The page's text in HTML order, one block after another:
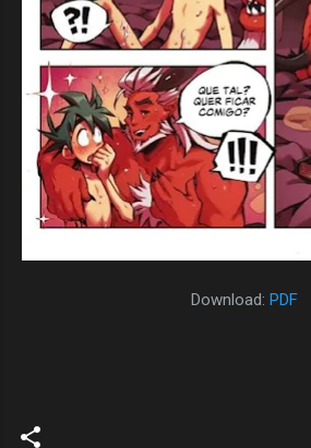
Download: PDF